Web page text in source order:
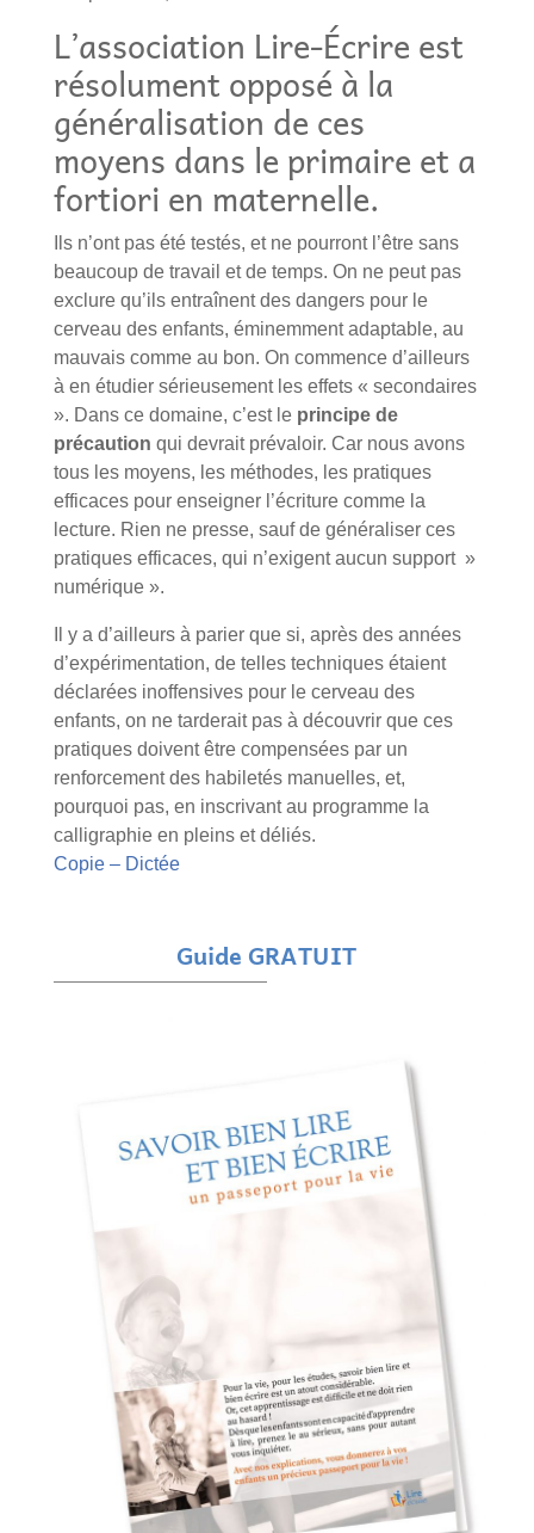
L’association Lire-Écrire est
résolument opposé à la
généralisation de ces
moyens dans le primaire et a
fortiori en maternelle.
Ils n’ont pas été testés, et ne pourront l’être sans
beaucoup de travail et de temps. On ne peut pas
exclure qu’ils entraînent des dangers pour le
cerveau des enfants, éminemment adaptable, au
mauvais comme au bon. On commence d’ailleurs
à en étudier sérieusement les effets « secondaires
». Dans ce domaine, c’est leprincipe de
précaution qui devrait prévaloir. Car nous avons
tous les moyens, les méthodes, les pratiques
efficaces pour enseigner l’écriture comme la
lecture. Rien ne presse, sauf de généraliser ces
pratiques efficaces, qui n’exigent aucun support »
numérique ».
Il y a d’ailleurs à parier que si, après des années
d’expérimentation, de telles techniques étaient
déclarées inoffensives pour le cerveau des
enfants, on ne tarderait pas à découvrir que ces
pratiques doivent être compensées par un
renforcement des habiletés manuelles, et,
pourquoi pas, en inscrivant au programme la
calligraphie en pleins et déliés.
Copie – Dictée
Guide GRATUIT